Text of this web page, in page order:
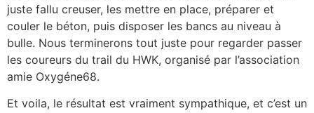
juste fallu creuser, les mettre en place, préparer et
couler le béton, puis disposer les bancs au niveau à
bulle. Nous terminerons tout juste pour regarder passer
les coureurs du trail du HWK, organisé par l’association
amie Oxygéne68.
Et voila, le résultat est vraiment sympathique, et c’est un